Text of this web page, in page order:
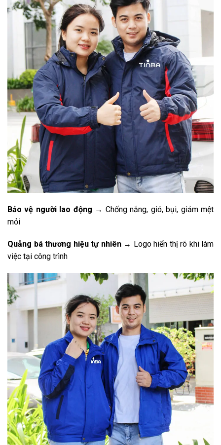
Bảo vệ người lao động → Chống nắng, gió, bụi, giảm mệt
mỏi
Quảng bá thương hiệu tự nhiên → Logo hiển thị rõ khi làm
việc tại công trình